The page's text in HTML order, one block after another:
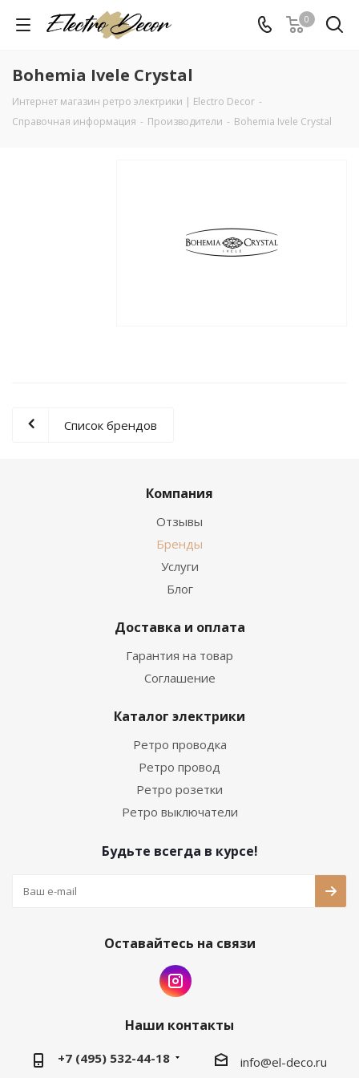
0
Bohemia Ivele Crystal
Интернет магазин ретро электрики | Electro Decor -
Справочная информация - Производители - Bohemia Ivele Crystal
Список брендов
Компания
Отзывы
Бренды
Услуги
Блог
Доставка и оплата
Гарантия на товар
Соглашение
Каталог электрики
Ретро проводка
Ретро провод
Ретро розетки
Ретро выключатели
Будьте всегда в курсе!
Оставайтесь на связи
Наши контакты
+7 (495) 532-44-18 info@el-deco.ru